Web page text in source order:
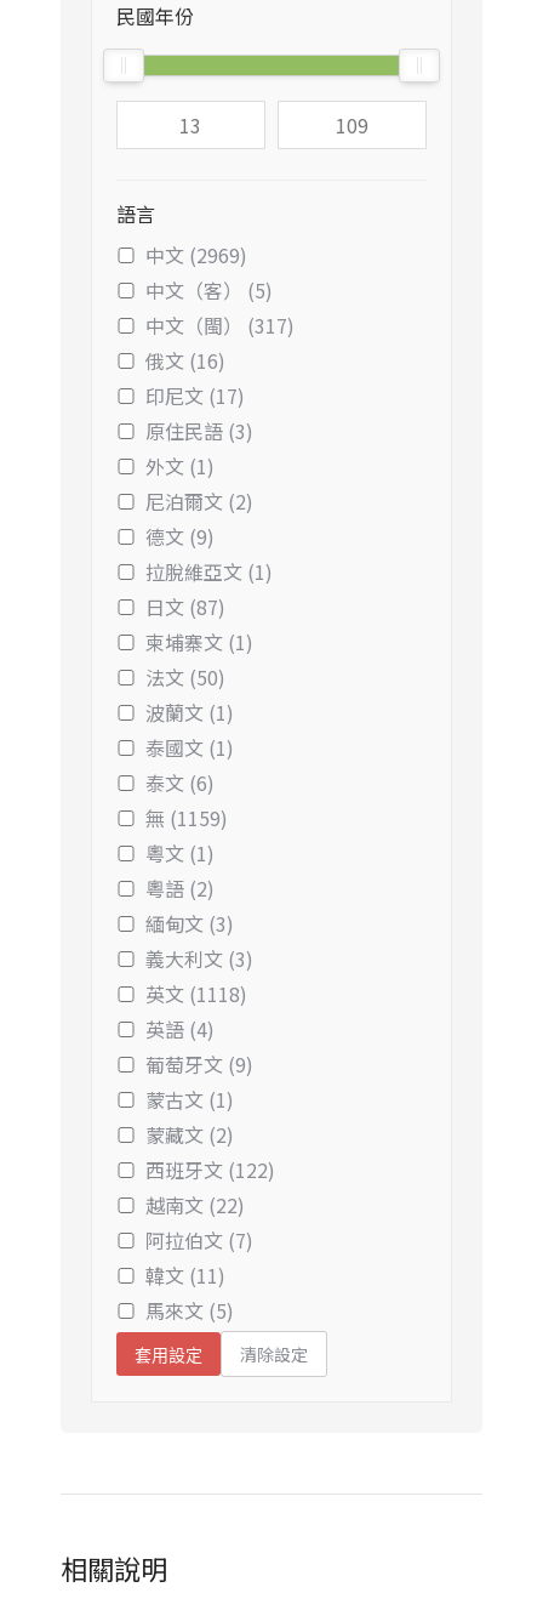
民國年份
語言
中文 (2969)
中文（客） (5)
中文（閩） (317)
俄文 (16)
印尼文 (17)
原住民語 (3)
外文 (1)
尼泊爾文 (2)
德文 (9)
拉脫維亞文 (1)
日文 (87)
柬埔寨文 (1)
法文 (50)
波蘭文 (1)
泰國文 (1)
泰文 (6)
無 (1159)
粵文 (1)
粵語 (2)
緬甸文 (3)
義大利文 (3)
英文 (1118)
英語 (4)
葡萄牙文 (9)
蒙古文 (1)
蒙藏文 (2)
西班牙文 (122)
越南文 (22)
阿拉伯文 (7)
韓文 (11)
馬來文 (5)
套用設定 清除設定
相關說明